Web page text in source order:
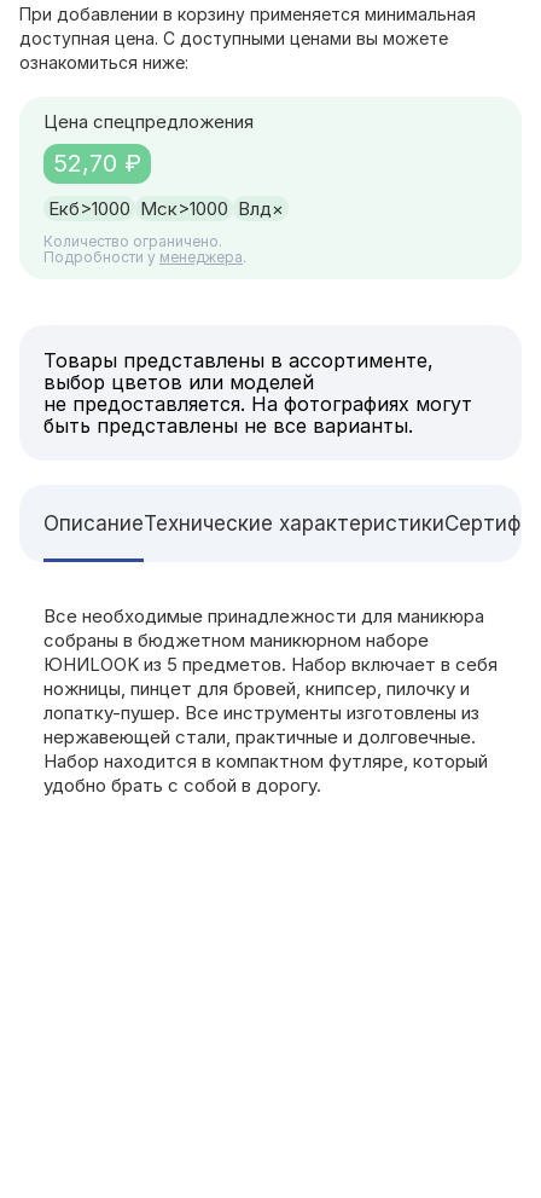
При добавлении в корзину применяется минимальная
доступная цена. С доступными ценами вы можете
ознакомиться ниже:
Цена спецпредложения
Количество ограничено.
Подробности у менеджера.
Екб>1000 Мск>1000 Влд×
52,70 ₽
Товары представлены в ассортименте,
выбор цветов или моделей
не предоставляется. На фотографиях могут
быть представлены не все варианты.
ОписаниеТехнические характеристики
Все необходимые принадлежности для маникюра
собраны в бюджетном маникюрном наборе
ЮНИLOOK из 5 предметов. Набор включает в себя
ножницы, пинцет для бровей, книпсер, пилочку и
лопатку-пушер. Все инструменты изготовлены из
нержавеющей стали, практичные и долговечные.
Набор находится в компактном футляре, который
удобно брать с собой в дорогу.